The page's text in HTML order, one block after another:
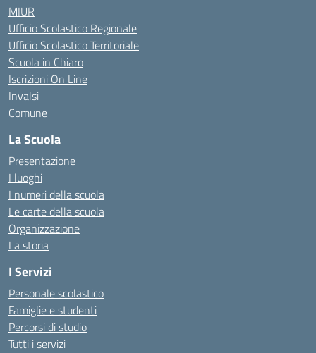
MIUR
Ufficio Scolastico Regionale
Ufficio Scolastico Territoriale
Scuola in Chiaro
Iscrizioni On Line
Invalsi
Comune
La Scuola
Presentazione
I luoghi
I numeri della scuola
Le carte della scuola
Organizzazione
La storia
I Servizi
Personale scolastico
Famiglie e studenti
Percorsi di studio
Tutti i servizi